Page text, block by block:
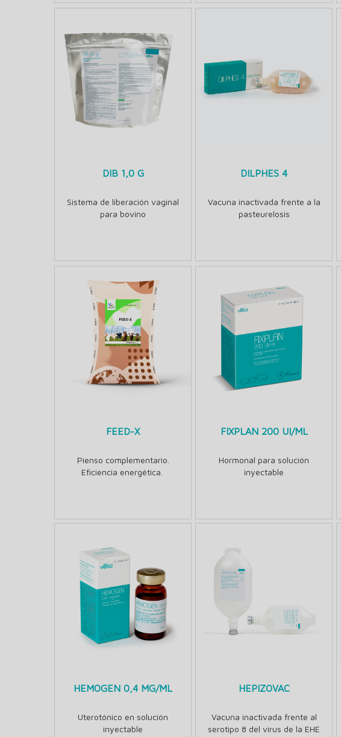
DIB 1,0 G
Sistema de liberación vaginal
para bovino
DILPHES 4
Vacuna inactivada frente a la
pasteurelosis
FEED-X
Pienso complementario.
Eficiencia energética.
FIXPLAN 200 UI/ML
Hormonal para solución
inyectable
HEMOGEN 0,4 MG/ML
Uterotónico en solución
inyectable
HEPIZOVAC
Vacuna inactivada frente al
serotipo 8 del virus de la EHE